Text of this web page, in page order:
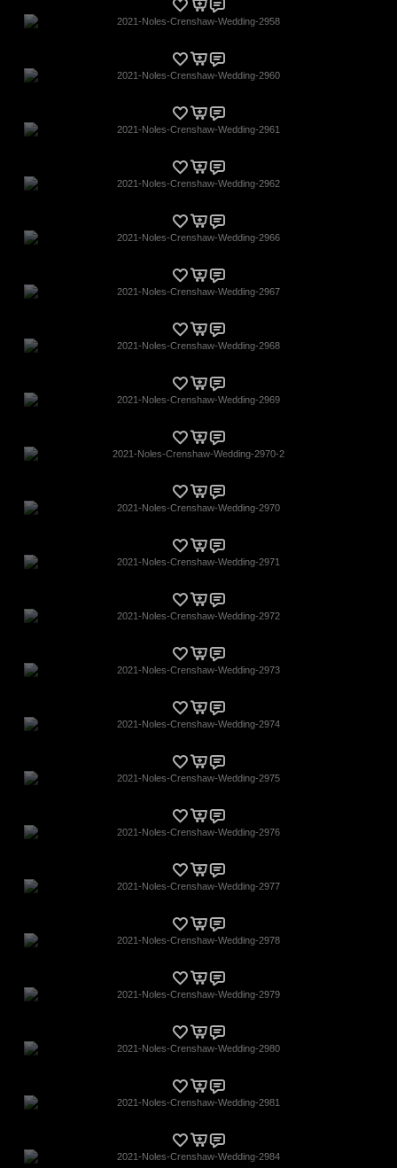
2021-Noles-Crenshaw-Wedding-2958
2021-Noles-Crenshaw-Wedding-2960
2021-Noles-Crenshaw-Wedding-2961
2021-Noles-Crenshaw-Wedding-2962
2021-Noles-Crenshaw-Wedding-2966
2021-Noles-Crenshaw-Wedding-2967
2021-Noles-Crenshaw-Wedding-2968
2021-Noles-Crenshaw-Wedding-2969
2021-Noles-Crenshaw-Wedding-2970-2
2021-Noles-Crenshaw-Wedding-2970
2021-Noles-Crenshaw-Wedding-2971
2021-Noles-Crenshaw-Wedding-2972
2021-Noles-Crenshaw-Wedding-2973
2021-Noles-Crenshaw-Wedding-2974
2021-Noles-Crenshaw-Wedding-2975
2021-Noles-Crenshaw-Wedding-2976
2021-Noles-Crenshaw-Wedding-2977
2021-Noles-Crenshaw-Wedding-2978
2021-Noles-Crenshaw-Wedding-2979
2021-Noles-Crenshaw-Wedding-2980
2021-Noles-Crenshaw-Wedding-2981
2021-Noles-Crenshaw-Wedding-2984